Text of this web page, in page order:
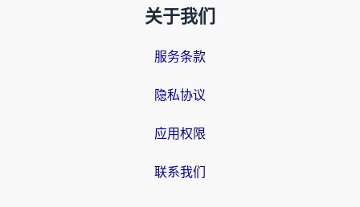
关于我们
服务条款
隐私协议
应用权限
联系我们